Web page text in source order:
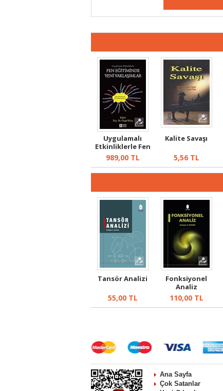
Uygulamalı
Etkinliklerle Fen
Eğitiminde ...
989,00TL
Kalite Savaşı
5,56TL
Tansör Analizi
55,00TL
Fonksiyonel
Analiz
110,00TL
Ana Sayfa
Çok Satanlar